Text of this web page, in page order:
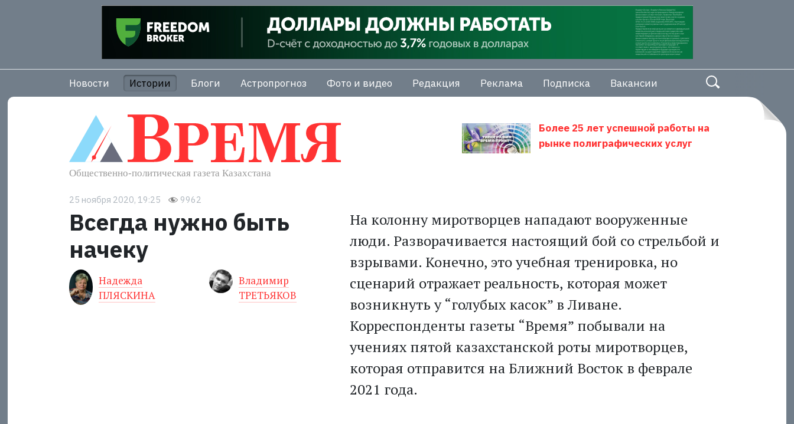
Новости Истории Блоги Астропрогноз Фото и видео Редакция Реклама Подписка Вакансии
Более 25 лет успешной работы на
рынке полиграфических услуг
25 ноября 2020, 19:25 9962
Всегда нужно быть
начеку
Надежда
ПЛЯСКИНА
Владимир
ТРЕТЬЯКОВ
На колонну миротворцев нападают вооруженные
люди. Разворачивается настоящий бой со стрельбой и
взрывами. Конечно, это учебная тренировка, но
сценарий отражает реальность, которая может
возникнуть у “голубых касок” в Ливане.
Корреспонденты газеты “Время” побывали на
учениях пятой казахстанской роты миротворцев,
которая отправится на Ближний Восток в феврале
2021 года.